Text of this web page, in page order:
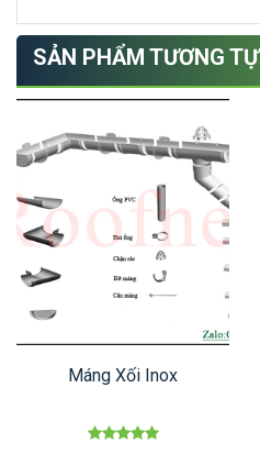
SẢN PHẨM TƯƠNG TỰ
Máng Xối Inox